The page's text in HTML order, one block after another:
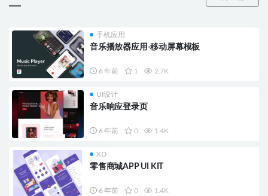
手机应用
音乐播放器应用-移动屏幕模板
6 年前 1 2.7K
UI设计
音乐响应登录页
6 年前 0 1.4K
XD
零售商城APP UI KIT
6 年前 0 1.4K